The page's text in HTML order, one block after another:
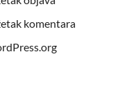
komentara